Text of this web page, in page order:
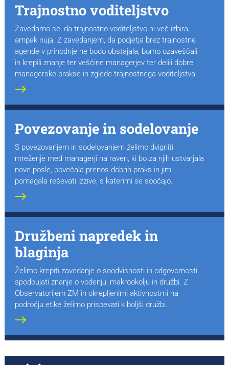
Trajnostno voditeljstvo
Zavedamo se, da trajnostno voditeljstvo ni več izbira,
ampak nuja. Z zavedanjem, da podjetja brez trajnostne
agende v prihodnje ne bodo obstajala, bomo ozaveščali
in krepili znanje ter veščine managerjev ter delili dobre
managerske prakse in zglede trajnostnega voditeljstva.
Povezovanje in sodelovanje
S povezovanjem in sodelovanjem želimo dvigniti
mreženje med managerji na raven, ki bo za njih ustvarjala
nove posle, povečala prenos dobrih praks in jim
pomagala reševati izzive, s katerimi se soočajo.
Družbeni napredek in
blaginja
Želimo krepiti zavedanje o soodvisnosti in odgovornosti,
spodbujati znanje o vodenju, makrookolju in družbi. Z
Observatorijem ZM in okrepljenimi aktivnostmi na
področju etike želimo prispevati k boljši družbi.